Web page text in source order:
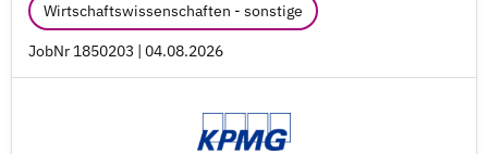
Wirtschaftswissenschaften - sonstige
JobNr 1850203 | 04.08.2026